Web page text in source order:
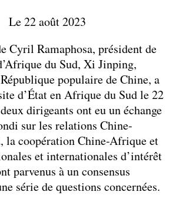
Le 22 août 2023
Cyril Ramaphosa, président de
du Sud, Xi Jinping,
populaire de Chine, a
d’État en Afrique du Sud le 22
dirigeants ont eu un échange
sur les relations Chine-
la coopération Chine-Afrique et
et internationales d’intérêt
parvenus à un consensus
série de questions concernées.